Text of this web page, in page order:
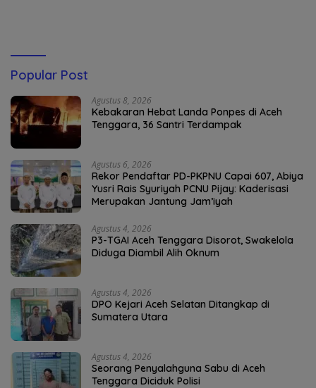
Popular Post
Agustus 8, 2026
Kebakaran Hebat Landa Ponpes di Aceh
Tenggara, 36 Santri Terdampak
Agustus 6, 2026
Rekor Pendaftar PD-PKPNU Capai 607, Abiya
Yusri Rais Syuriyah PCNU Pijay: Kaderisasi
Merupakan Jantung Jam’iyah
Agustus 4, 2026
P3-TGAI Aceh Tenggara Disorot, Swakelola
Diduga Diambil Alih Oknum
Agustus 4, 2026
DPO Kejari Aceh Selatan Ditangkap di
Sumatera Utara
Agustus 4, 2026
Seorang Penyalahguna Sabu di Aceh
Tenggara Diciduk Polisi